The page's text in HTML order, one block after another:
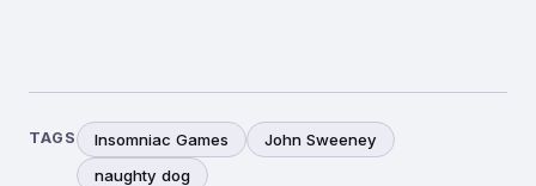
TAGS Insomniac Games
John Sweeney
naughty dog